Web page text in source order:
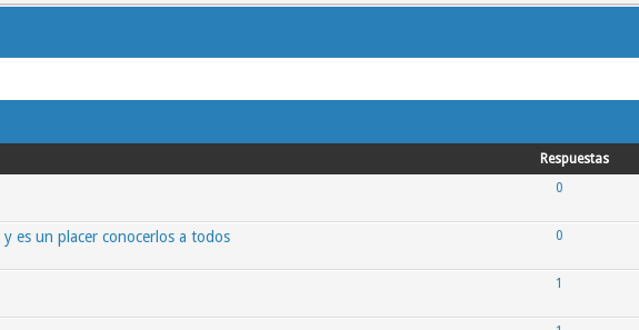
Respuestas
0
es un placer conocerlos a todos 0
1